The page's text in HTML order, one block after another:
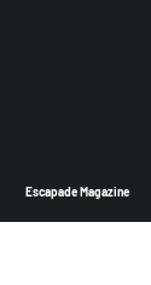
Escapade Magazine